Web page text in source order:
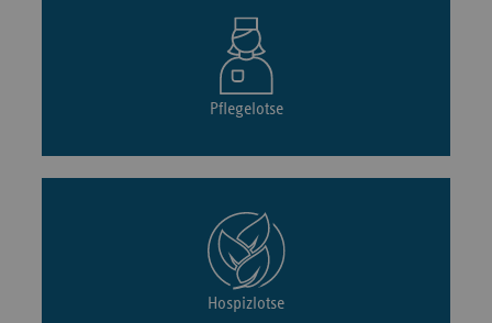
Pflegelotse
Hospizlotse